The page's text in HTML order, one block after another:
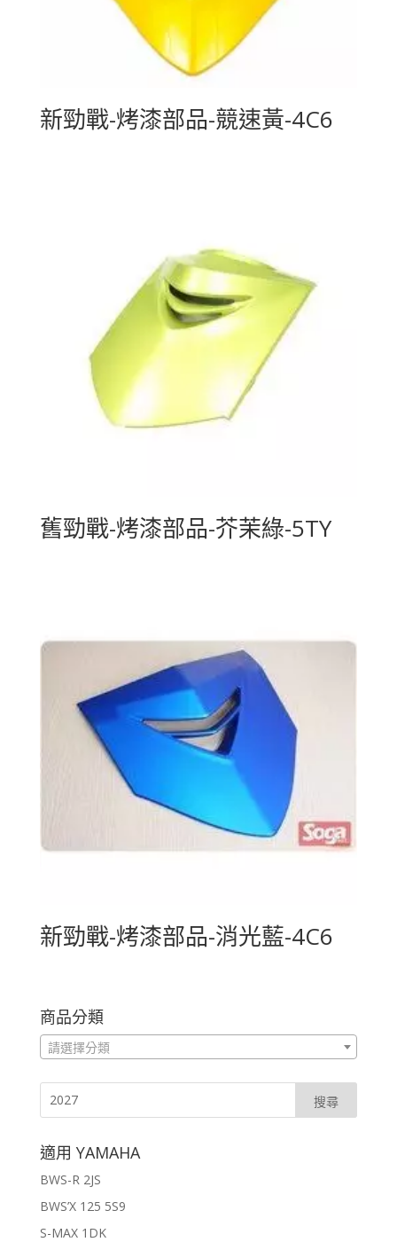
新勁戰-烤漆部品-競速黃-4C6
舊勁戰-烤漆部品-芥茉綠-5TY
新勁戰-烤漆部品-消光藍-4C6
商品分類
請選擇分類
適用 YAMAHA
BWS-R 2JS
BWS’X 125 5S9
S-MAX 1DK